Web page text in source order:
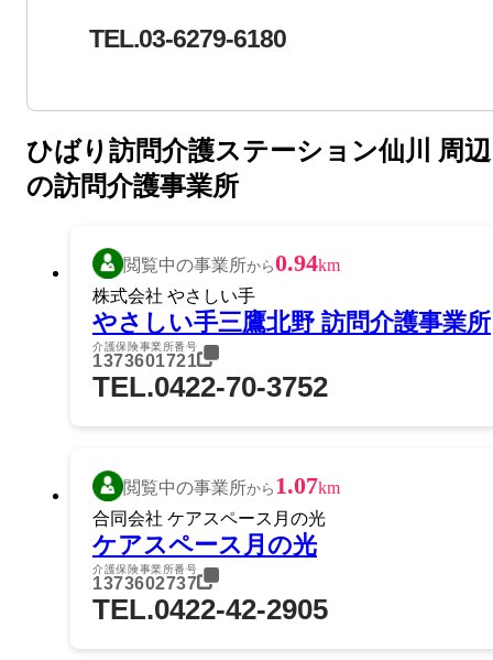
TEL.03-6279-6180
ひばり訪問介護ステーション仙川 周辺
の訪問介護事業所
閲覧中の事業所から0.94km
株式会社 やさしい手
やさしい手三鷹北野 訪問介護事業所
介護保険事業所番号
1373601721
TEL.0422-70-3752
閲覧中の事業所から 1.07km
合同会社 ケアスペース月の光
ケアスペース月の光
介護保険事業所番号
1373602737
TEL.0422-42-2905